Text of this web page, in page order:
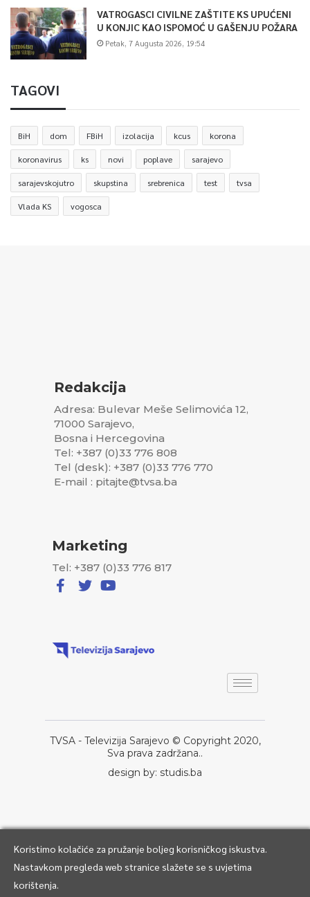
VATROGASCI CIVILNE ZAŠTITE KS UPUĆENI
U KONJIC KAO ISPOMOĆ U GAŠENJU POŽARA
Petak, 7 Augusta 2026, 19:54
TAGOVI
BiH dom FBiH izolacija kcus korona
koronavirus ks novi poplave sarajevo
sarajevskojutro skupstina srebrenica test tvsa
Vlada KS vogosca
Redakcija
Adresa: Bulevar Meše Selimovića 12,
71000 Sarajevo,
Bosna i Hercegovina
Tel: +387 (0)33 776 808
Tel (desk): +387 (0)33 776 770
E-mail : pitajte@tvsa.ba
Marketing
Tel: +387 (0)33 776 817
TVSA - Televizija Sarajevo © Copyright 2020,
Sva prava zadržana..
design by: studis.ba
Koristimo kolačiće za pružanje boljeg korisničkog iskustva.
Nastavkom pregleda web stranice slažete se s uvjetima
korištenja.